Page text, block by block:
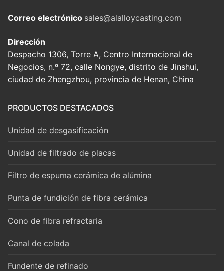
Correo electrónico sales@alalloycasting.com
Dirección
Despacho 1306, Torre A, Centro Internacional de
Negocios, n.º 72, calle Nongye, distrito de Jinshui,
ciudad de Zhengzhou, provincia de Henan, China
PRODUCTOS DESTACADOS
Unidad de desgasificación
Unidad de filtrado de placas
Filtro de espuma cerámica de alúmina
Punta de fundición de fibra cerámica
Cono de fibra refractaria
Canal de colada
Fundente de refinado